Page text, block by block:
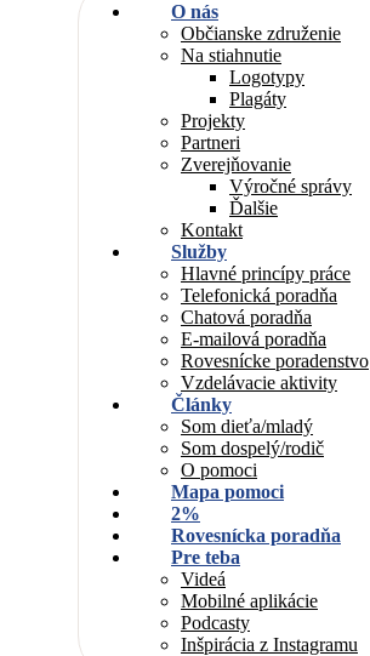
O nás
Občianske združenie
Na stiahnutie
Logotypy
Plagáty
Projekty
Partneri
Zverejňovanie
Výročné správy
Ďalšie
Kontakt
Služby
Hlavné princípy práce
Telefonická poradňa
Chatová poradňa
E-mailová poradňa
Rovesnícke poradenstvo
Vzdelávacie aktivity
Články
Som dieťa/mladý
Som dospelý/rodič
O pomoci
Mapa pomoci
2%
Rovesnícka poradňa
Pre teba
Videá
Mobilné aplikácie
Podcasty
Inšpirácia z Instagramu